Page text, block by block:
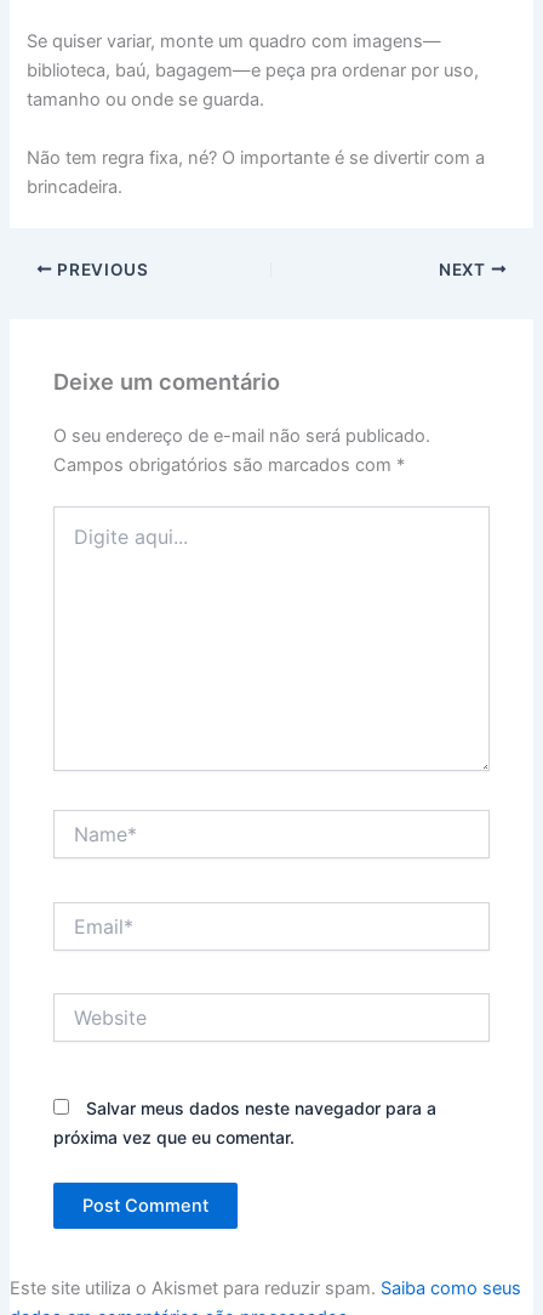
Se quiser variar, monte um quadro com imagens—
biblioteca, baú, bagagem—e peça pra ordenar por uso,
tamanho ou onde se guarda.
Não tem regra fixa, né? O importante é se divertir com a
brincadeira.
PREVIOUS NEXT
Deixe um comentário
O seu endereço de e-mail não será publicado.
Campos obrigatórios são marcados com *
aqui...
Salvar meus dados neste navegador para a
próxima vez que eu comentar.
Este site utiliza o Akismet para reduzir spam. Saiba como seus